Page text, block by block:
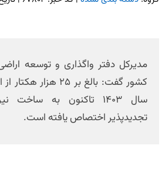
مدیرکل دفتر واگذاری و توسعه
کشور گفت: بالغ بر ۲۵
سال ۱۴۰۳ تاکنون به
تجدیدپذیر اختصاص یافته است.